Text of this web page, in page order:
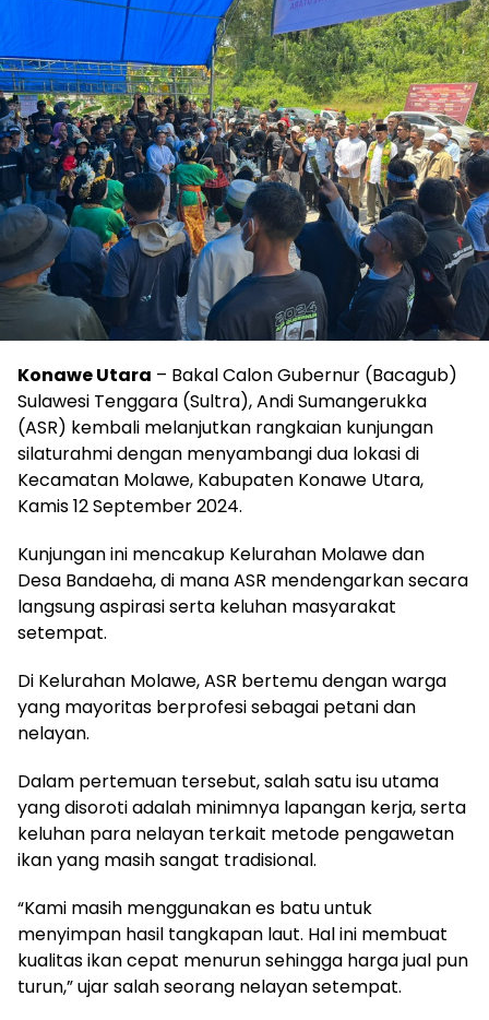
Konawe Utara – Bakal Calon Gubernur (Bacagub)
Sulawesi Tenggara (Sultra), Andi Sumangerukka
(ASR) kembali melanjutkan rangkaian kunjungan
silaturahmi dengan menyambangi dua lokasi di
Kecamatan Molawe, Kabupaten Konawe Utara,
Kamis 12 September 2024.
Kunjungan ini mencakup Kelurahan Molawe dan
Desa Bandaeha, di mana ASR mendengarkan secara
langsung aspirasi serta keluhan masyarakat
setempat.
Di Kelurahan Molawe, ASR bertemu dengan warga
yang mayoritas berprofesi sebagai petani dan
nelayan.
Dalam pertemuan tersebut, salah satu isu utama
yang disoroti adalah minimnya lapangan kerja, serta
keluhan para nelayan terkait metode pengawetan
ikan yang masih sangat tradisional.
“Kami masih menggunakan es batu untuk
menyimpan hasil tangkapan laut. Hal ini membuat
kualitas ikan cepat menurun sehingga harga jual pun
turun,” ujar salah seorang nelayan setempat.